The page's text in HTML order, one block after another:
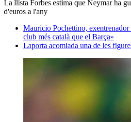
La llista Forbes estima que Neymar ha
d'euros a l'any
Mauricio Pochettino,
club més català que el Barça»
Laporta acomiada una de les